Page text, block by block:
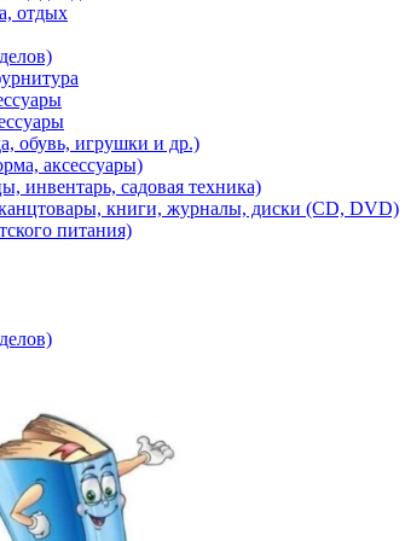
отдых
обувь, игрушки и др.)
аксессуары)
инвентарь, садовая техника)
книги, журналы, диски (CD, DVD)
питания)